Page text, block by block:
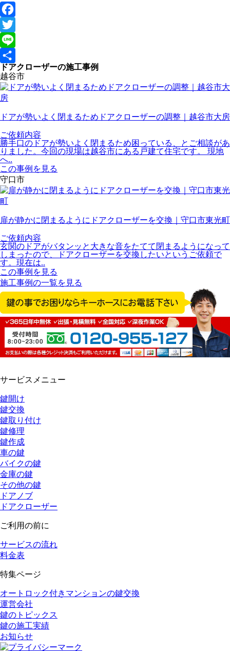
Facebook
Twitter
Line
共
有
ドアクローザーの施工事例
越谷市
ドアが勢いよく閉まるためドアクローザーの調整｜越谷市大房
ご依頼内容
勝手口のドアが勢いよく閉まるため困っている、とご相談があ
りました。今回の現場は越谷市にある戸建て住宅です。 現地
へ..
この事例を見る
守口市
扉が静かに閉まるようにドアクローザーを交換｜守口市東光町
ご依頼内容
玄関のドアがバタンッと大きな音をたてて閉まるようになって
しまったので、ドアクローザーを交換したいというご依頼で
す。現在は..
この事例を見る
施工事例の一覧を見る
サービスメニュー
鍵開け
鍵交換
鍵取り付け
鍵修理
鍵作成
車の鍵
バイクの鍵
金庫の鍵
その他の鍵
ドアノブ
ドアクローザー
ご利用の前に
サービスの流れ
料金表
特集ページ
オートロック付きマンションの鍵交換
運営会社
鍵のトピックス
鍵の施工実績
お知らせ